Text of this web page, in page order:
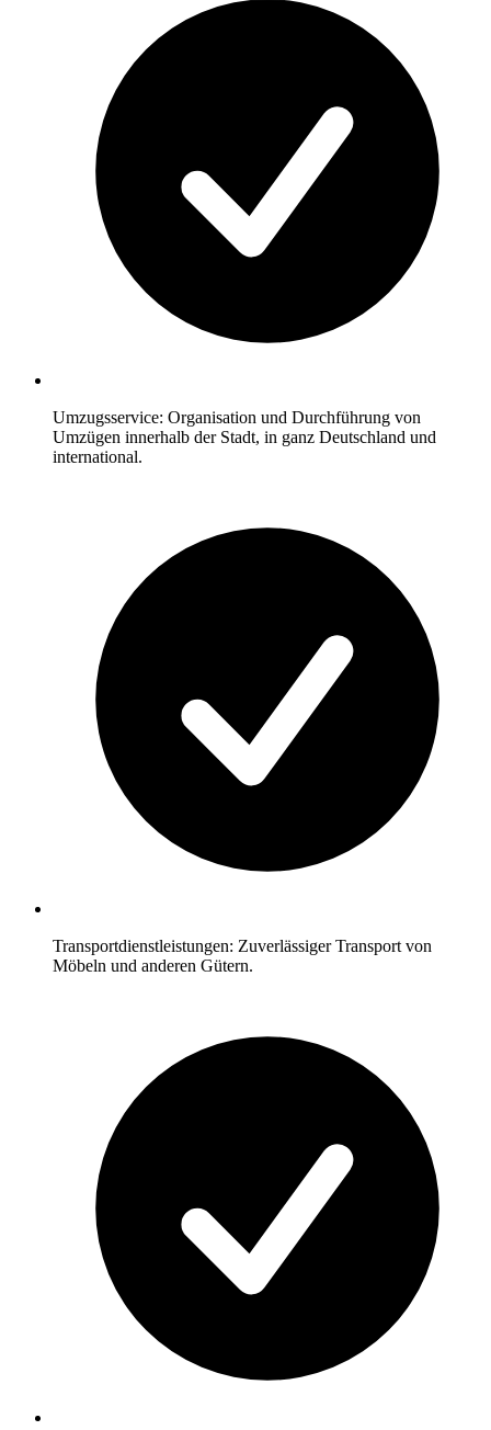
Umzugsservice: Organisation und Durchführung von
Umzügen innerhalb der Stadt, in ganz Deutschland und
international.
Transportdienstleistungen: Zuverlässiger Transport von
Möbeln und anderen Gütern.